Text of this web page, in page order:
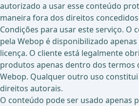
autorizado a usar esse conteúdo
maneira fora dos direitos
Condições para usar este serviço. O
pela Webop é disponibilizado
licença. O cliente está legalmente
produtos apenas dentro dos termos
Webop. Qualquer outro uso
direitos autorais.
O conteúdo pode ser usado apenas